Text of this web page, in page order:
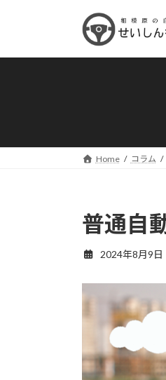
ン
ー
Home コラム
普通自
2024年8月9日